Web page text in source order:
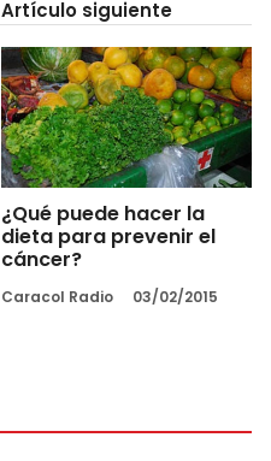
Artículo siguiente
¿Qué puede hacer la
dieta para prevenir el
cáncer?
Caracol Radio 03/02/2015